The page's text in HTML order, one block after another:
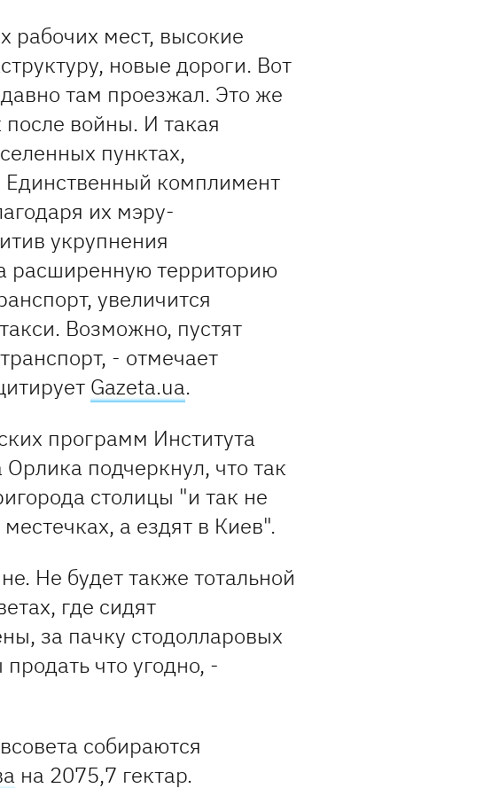
рабочих мест, высокие
новые дороги. Вот
там проезжал. Это же
войны. И такая
пунктах,
Единственный комплимент
их мэру-
укрупнения
расширенную территорию
увеличится
Возможно, пустят
- отмечает
Gazeta.ua.
программ Института
подчеркнул, что так
столицы "и так не
а ездят в Киев".
Не будет также тотальной
где сидят
за пачку стодолларовых
что угодно, -
собираются
на 2075,7 гектар.